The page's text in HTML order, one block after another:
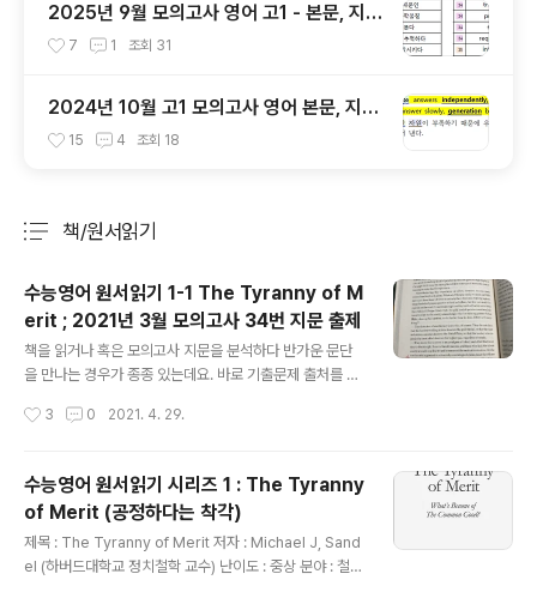
2025년 9월 모의고사 영어 고1 - 본문, 지
문, 단어,분석, 한줄해석, 변형
7 1 조회 31
2024년 10월 고1 모의고사 영어 본문, 지문,
단어, 한줄해석, 분석 변형
15 4 조회 18
책/원서읽기
수능영어 원서읽기 1-1 The Tyranny of M
erit ; 2021년 3월 모의고사 34번 지문 출제
책을 읽거나 혹은 모의고사 지문을 분석하다 반가운 문단
을 만나는 경우가 종종 있는데요. 바로 기출문제 출처를 발
평가에 출제되지만, 내용은 그 시대의 조류를 따라 가곤 합
등이 많이 출제되는 경향을 보입니다. 항상 강조하는 바이
지만 수능영어는 결국 독해 능력입니다. 따라서 많은 분야
의 책들을 읽어 보는 것이 상당히 도움이 됩니다. 이에 수험
생들에게 도움이 될 만한 원서 책들을 소개하고자 해서 지
3 0 2021. 4. 29.
수능영어 원서읽기 시리즈 1 : The Tyranny
of Merit (공정하다는 착각)
제목 : The Tyranny of Merit 저자 : Michael J, Sand
el (하버드대학교 정치철학 교수) 난이도 : 중상 분야 : 철학